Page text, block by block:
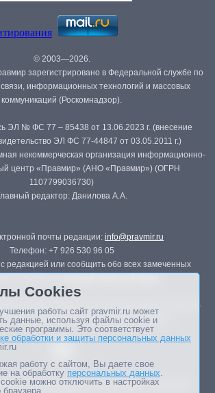
© 2003—2026.
зарегистрировано в Федеральной службе по
информационных технологий и массовых
коммуникаций (Роскомнадзор).
ЭЛ № ФС 77 – 85438 от 13.06.2023 г. (внесение
ЭЛ ФС 77-44847 от 03.05.2011 г.)
некоммерческая организация информационно-
центр «Правмир» (АНО «Правмир») (ОГРН
1107799036730)
редактор: Данилова А.А.
почты редакции: info@pravmir.ru
Телефон: +7 926 530 96 05
редакцией или сообщить обо всех замеченных
сайта в печатных изданиях (книгах, прессе)
с письменного разрешения редакции.
портала может не совпадать с позицией
Cookies
работы сайт pravmir.ru может
данные, используя файлы cookie и
программы. Это соответствует
обработки и защиты персональных данных
работу с сайтом, Вы даете свое
на обработку персональных данных.
можно отключить в настройках